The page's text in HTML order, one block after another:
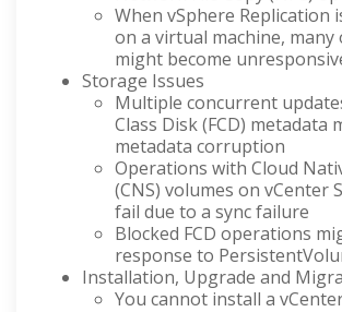
When vSphere Replication
on a virtual machine, many
might become
Storage Issues
Multiple concurrent
Class Disk (FCD) metadata
metadata corruption
Operations with Cloud
(CNS) volumes on vCenter
fail due to a sync failure
Blocked FCD operations
response to
Installation, Upgrade and
You cannot install a